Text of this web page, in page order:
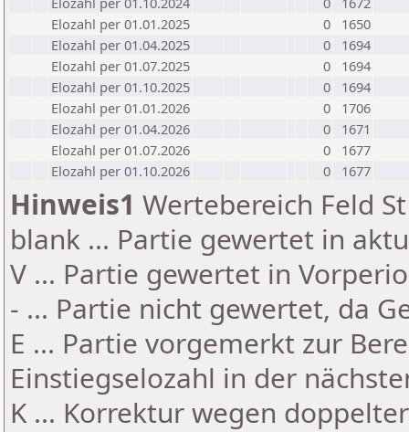
Elozahl per 01.01.2025
0
1650
Elozahl per 01.04.2025
0
1694
Elozahl per 01.07.2025
0
1694
Elozahl per 01.10.2025
0
1694
Elozahl per 01.01.2026
0
1706
Elozahl per 01.04.2026
0
1671
Elozahl per 01.07.2026
0
1677
Elozahl per 01.10.2026
0 1677
Hinweis1 Wertebereich Feld
blank ... Partie gewertet in
V ... Partie gewertet in
- ... Partie nicht gewertet, da
E ... Partie vorgemerkt zur
Einstiegselozahl in der
K ... Korrektur wegen